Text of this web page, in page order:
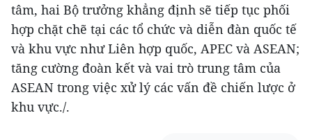
tâm, hai Bộ trưởng khẳng định sẽ tiếp tục phối
hợp chặt chẽ tại các tổ chức và diễn đàn quốc tế
và khu vực như Liên hợp quốc, APEC và ASEAN;
tăng cường đoàn kết và vai trò trung tâm của
ASEAN trong việc xử lý các vấn đề chiến lược ở
khu vực./.